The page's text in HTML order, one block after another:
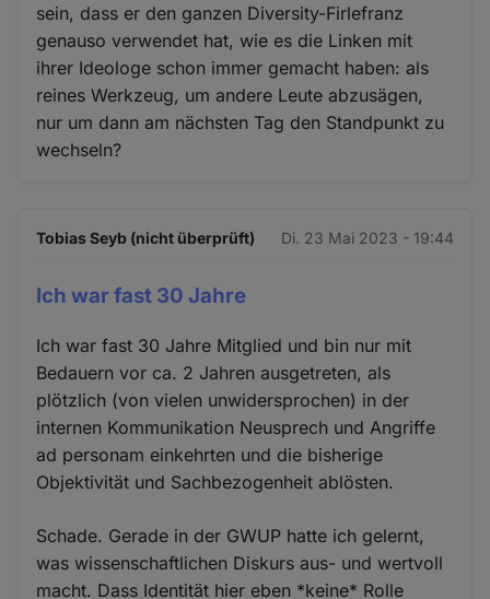
sein, dass er den ganzen Diversity-Firlefranz
genauso verwendet hat, wie es die Linken mit
ihrer Ideologe schon immer gemacht haben: als
reines Werkzeug, um andere Leute abzusägen,
nur um dann am nächsten Tag den Standpunkt zu
wechseln?
Tobias Seyb (nicht überprüft) Di. 23 Mai 2023 - 19:44
Ich war fast 30 Jahre
Ich war fast 30 Jahre Mitglied und bin nur mit
Bedauern vor ca. 2 Jahren ausgetreten, als
plötzlich (von vielen unwidersprochen) in der
internen Kommunikation Neusprech und Angriffe
ad personam einkehrten und die bisherige
Objektivität und Sachbezogenheit ablösten.
Schade. Gerade in der GWUP hatte ich gelernt,
was wissenschaftlichen Diskurs aus- und wertvoll
macht. Dass Identität hier eben *keine* Rolle